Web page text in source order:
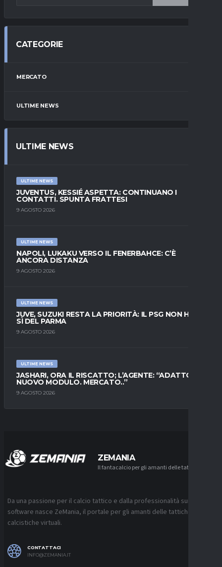
CATEGORIE
MERCATO
ULTIME NEWS
ULTIME NEWS
ULTIME NEWS
JUVENTUS, KESSIÉ ASPETTA: CONTINUANO I
CONTATTI. SPUNTA FRATTESI
9 AGOSTO 2026
ULTIME NEWS
NAPOLI, LUKAKU VERSO IL FENERBAHCE: C’È
ANCORA DISTANZA
9 AGOSTO 2026
ULTIME NEWS
JUVE, SUZUKI RESTA LA PRIORITÀ: IL PSG NON HA IL
SÌ DEL PARMA
9 AGOSTO 2026
ULTIME NEWS
JASHARI, ORA IL RISCATTO; L’AGENTE: “ADATTO AL
NUOVO MODULO. MERCATO..”
9 AGOSTO 2026
ZEMANIA
Il fantacalcio per gli amanti delle tattiche
Da una passione per il calcio tattico e dalla professionalità sui
software nasce ZeMania, il portale per gli amanti delle tattiche
calcistiche virtuali.
CONTATTACI
INFO@ZEMANIA.IT